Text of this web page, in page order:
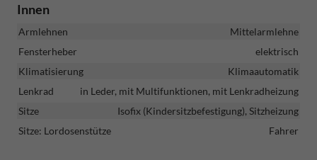
Innen
Armlehnen
Mittelarmlehne
Fensterheber
elektrisch
Klimatisierung
Klimaautomatik
Lenkrad
in Leder, mit Multifunktionen, mit Lenkradheizung
Sitze
Isofix (Kindersitzbefestigung), Sitzheizung
Sitze: Lordosenstütze
Fahrer